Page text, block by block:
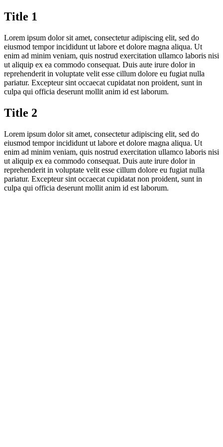
Title 1
Lorem ipsum dolor sit amet, consectetur adipiscing elit, sed do
eiusmod tempor incididunt ut labore et dolore magna aliqua. Ut
enim ad minim veniam, quis nostrud exercitation ullamco laboris nisi
ut aliquip ex ea commodo consequat. Duis aute irure dolor in
reprehenderit in voluptate velit esse cillum dolore eu fugiat nulla
pariatur. Excepteur sint occaecat cupidatat non proident, sunt in
culpa qui officia deserunt mollit anim id est laborum.
Title 2
Lorem ipsum dolor sit amet, consectetur adipiscing elit, sed do
eiusmod tempor incididunt ut labore et dolore magna aliqua. Ut
enim ad minim veniam, quis nostrud exercitation ullamco laboris nisi
ut aliquip ex ea commodo consequat. Duis aute irure dolor in
reprehenderit in voluptate velit esse cillum dolore eu fugiat nulla
pariatur. Excepteur sint occaecat cupidatat non proident, sunt in
culpa qui officia deserunt mollit anim id est laborum.